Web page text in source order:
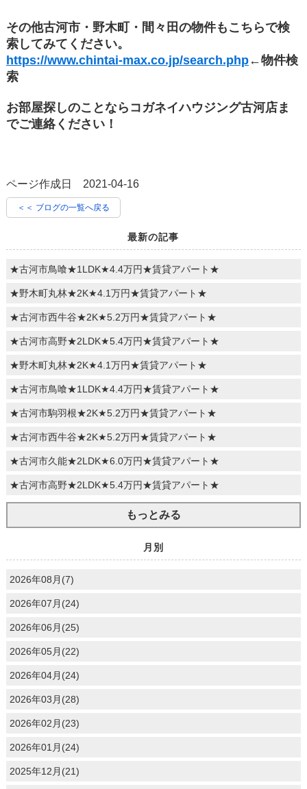
その他古河市・野木町・間々田の物件もこちらで検
索してみてください。
https://www.chintai-max.co.jp/search.php←物件検
索
お部屋探しのことならコガネイハウジング古河店ま
でご連絡ください！
ページ作成日 2021-04-16
＜＜ ブログの一覧へ戻る
最新の記事
★古河市鳥喰★1LDK★4.4万円★賃貸アパート★
★野木町丸林★2K★4.1万円★賃貸アパート★
★古河市西牛谷★2K★5.2万円★賃貸アパート★
★古河市高野★2LDK★5.4万円★賃貸アパート★
★野木町丸林★2K★4.1万円★賃貸アパート★
★古河市鳥喰★1LDK★4.4万円★賃貸アパート★
★古河市駒羽根★2K★5.2万円★賃貸アパート★
★古河市西牛谷★2K★5.2万円★賃貸アパート★
★古河市久能★2LDK★6.0万円★賃貸アパート★
★古河市高野★2LDK★5.4万円★賃貸アパート★
もっとみる
月別
2026年08月(7)
2026年07月(24)
2026年06月(25)
2026年05月(22)
2026年04月(24)
2026年03月(28)
2026年02月(23)
2026年01月(24)
2025年12月(21)